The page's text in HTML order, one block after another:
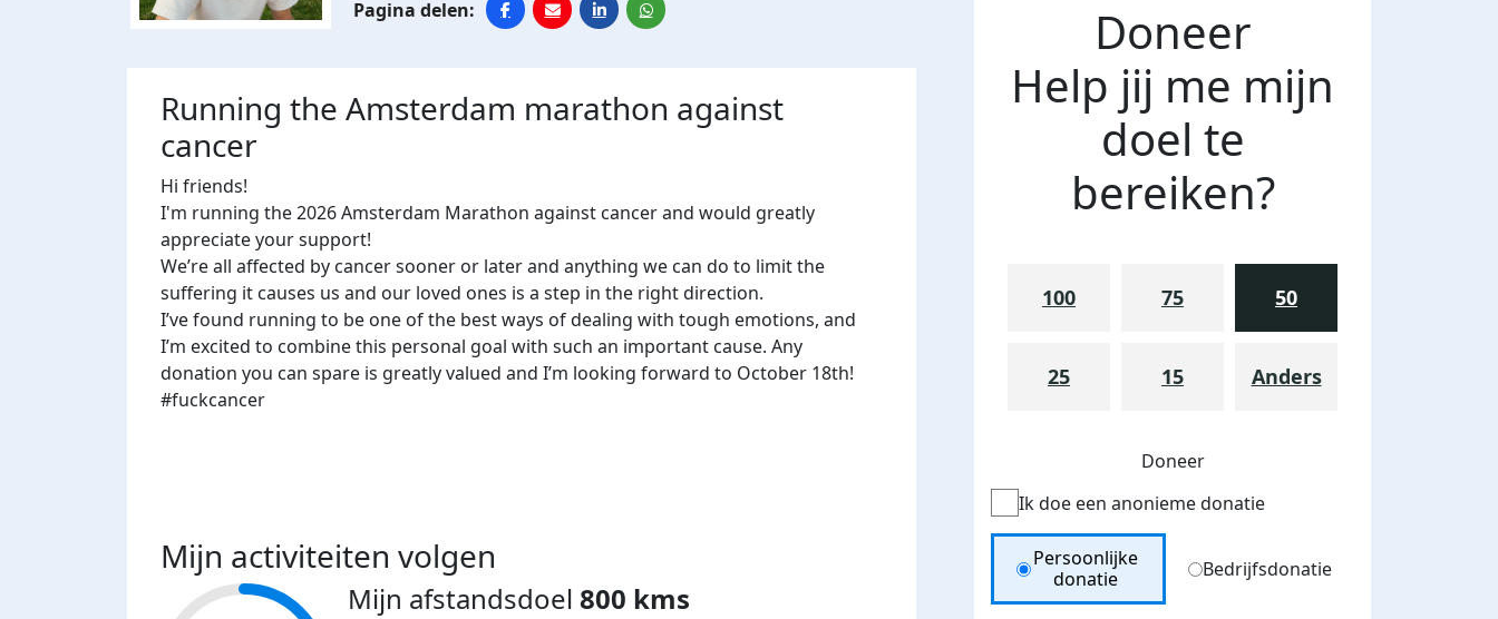
Running the Amsterdam marathon against
cancer
Hi friends!
I'm running the 2026 Amsterdam Marathon against cancer and would greatly
appreciate your support!
We’re all affected by cancer sooner or later and anything we can do to limit the
suffering it causes us and our loved ones is a step in the right direction.
I’ve found running to be one of the best ways ofdealing with tough emotions, and
I’m excited to combine this personal goal with such an important cause. Any
donation you can spare is greatly valued and I’m looking forward to October 18th!
#fuckcancer
Mijn activiteiten volgen
Mijn afstandsdoel 800 kms
Doneer
Help jij me mijn
doel te
bereiken?
100 75 50
25 15 Anders
Doneer
Ik doe een anonieme donatie
Donation Type
Persoonlijke
donatie
Bedrijfsdonatie